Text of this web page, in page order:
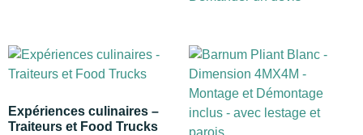
Expériences culinaires –
Traiteurs et Food Trucks